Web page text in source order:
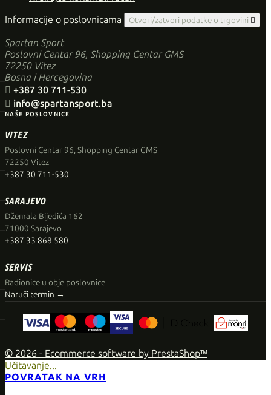
Informacije o poslovnicama
Otvori/zatvori podatke o trgovini 
Spartan Sport
Poslovni Centar 96, Shopping Centar GMS
72250 Vitez
Bosna i Hercegovina
 +387 30 711-530
 info@spartansport.ba
NAŠE POSLOVNICE
VITEZ
Poslovni Centar 96, Shopping Centar GMS
72250 Vitez
+387 30 711-530
SARAJEVO
Džemala Bijedića 162
71000 Sarajevo
+387 33 868 580
SERVIS
Radionice u obje poslovnice
Naruči termin →
© 2026 - Ecommerce software by PrestaShop™
Učitavanje...
POVRATAK NA VRH